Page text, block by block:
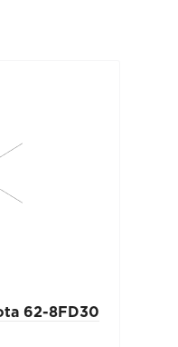
62-8FD30